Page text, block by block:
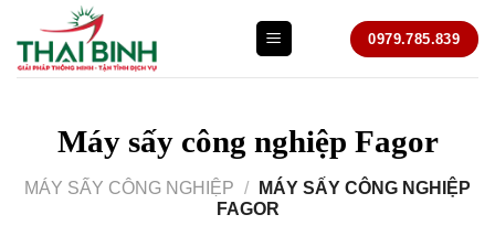
qua
nội
0979.785.839
Máy sấy công nghiệp Fagor
MÁY SẤY CÔNG NGHIỆP /
MÁY SẤY CÔNG NGHIỆP
FAGOR